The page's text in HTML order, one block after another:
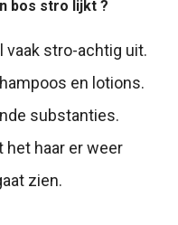
bos stro lijkt ?
vaak stro-achtig uit.
en lotions.
substanties.
het haar er weer
zien.